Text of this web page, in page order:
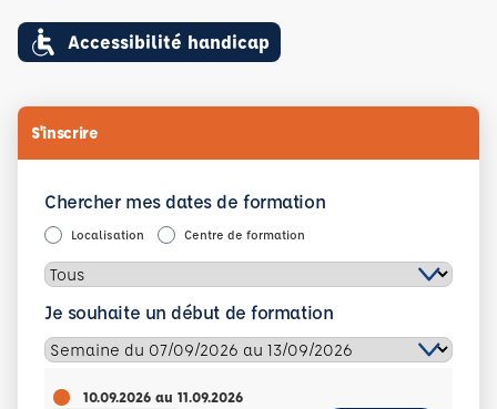
Accessibilité handicap
S'inscrire
Chercher mes dates de formation
Localisation Centre de formation
Je souhaite un début de formation
10.09.2026 au 11.09.2026